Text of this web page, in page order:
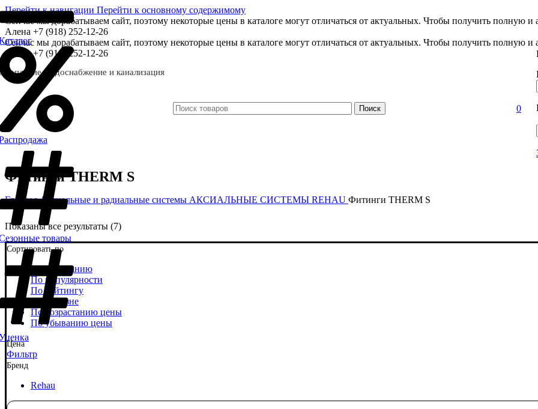
Перейти к навигации Перейти к основному содержимому
Сейчас мы дорабатываем сайт, поэтому некоторые цены в каталоге могут отличаться от актуальных. Чтобы получить полную и
Алена +7 (918) 252-12-26
Сейчас мы дорабатываем сайт, поэтому некоторые цены в каталоге могут отличаться от актуальных. Чтобы получить полную и
Алена +7 (918) 252-12-26
водоснабжение и канализация
Поиск 0
товары
Фитинги THERM S
ГлавнаяАксиальные и радиальные системы АКСИАЛЬНЫЕ СИСТЕМЫ REHAU Фитинги THERM S
Показаны все результаты (7)
Сортировать по
По умолчанию
По популярности
По рейтингу
По новизне
По возрастанию цены
По убыванию цены
Цена
Фильтр
Бренд
Rehau